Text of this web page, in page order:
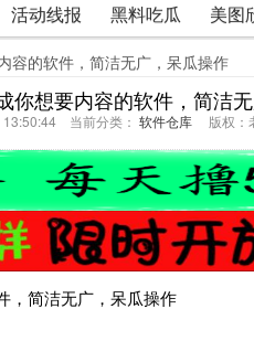
活动线报 黑料吃瓜 美图
容的软件，简洁无广，呆瓜操作
你想要内容的软件，简洁
13:50:44 当前分类： 软件仓库 版权：
，简洁无广，呆瓜操作